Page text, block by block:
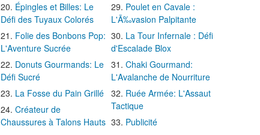
Épingles et Billes: Le
Défi des Tuyaux Colorés
Folie des Bonbons Pop:
L'Aventure Sucrée
Donuts Gourmands: Le
Défi Sucré
La Fosse du Pain Grillé
Créateur de
Chaussures à Talons Hauts
Poulet en Cavale :
L'Ã‰vasion Palpitante
La Tour Infernale : Défi
d'Escalade Blox
Chaki Gourmand:
L'Avalanche de Nourriture
Ruée Armée: L'Assaut
Tactique
Publicité